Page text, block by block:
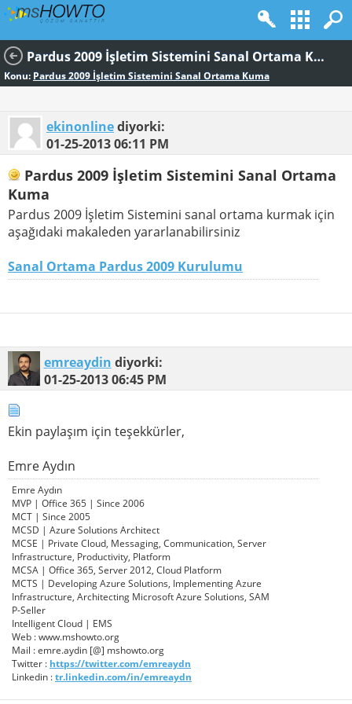
Pardus 2009 İşletim Sistemini Sanal Ortama Kuma
Konu: Pardus 2009 İşletim Sistemini Sanal Ortama Kuma
ekinonlinediyorki:
01-25-201306:11 PM
Pardus 2009 İşletim Sistemini Sanal Ortama
Kuma
Pardus 2009 İşletim Sistemini sanal ortama kurmak için
aşağıdaki makaleden yararlanabilirsiniz
Sanal Ortama Pardus 2009 Kurulumu
emreaydin diyorki:
01-25-201306:45 PM
Ekin paylaşım için teşekkürler,
Emre Aydın
Emre Aydın
MVP | Office 365 | Since 2006
MCT | Since 2005
MCSD | Azure Solutions Architect
MCSE | Private Cloud, Messaging, Communication, Server
Infrastructure, Productivity, Platform
MCSA | Office 365, Server 2012, Cloud Platform
MCTS | Developing Azure Solutions, Implementing Azure
Infrastructure, Architecting Microsoft Azure Solutions, SAM
P-Seller
Intelligent Cloud | EMS
Web : www.mshowto.org
Mail : emre.aydin [@] mshowto.org
Twitter : https://twitter.com/emreaydn
Linkedin :tr.linkedin.com/in/emreaydn